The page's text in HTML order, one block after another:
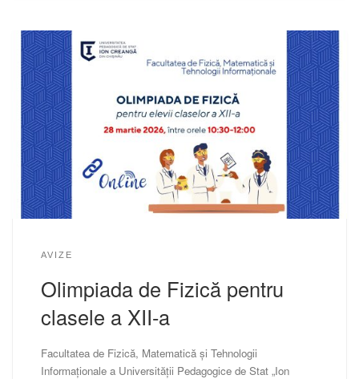
AVIZE
Olimpiada de Fizică pentru
clasele a XII-a
Facultatea de Fizică, Matematică și Tehnologii
Informaționale a Universității Pedagogice de Stat „Ion